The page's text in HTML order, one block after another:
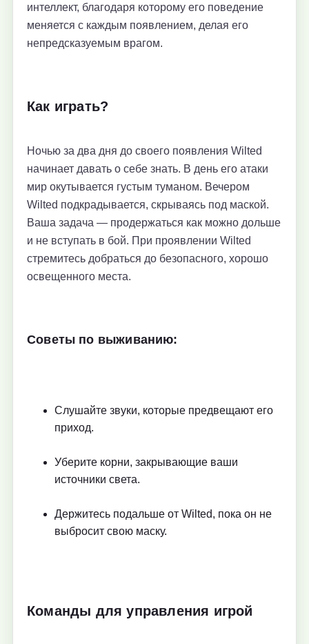
интеллект, благодаря которому его поведение
меняется с каждым появлением, делая его
непредсказуемым врагом.
Как играть?
Ночью за два дня до своего появления Wilted
начинает давать о себе знать. В день его атаки
мир окутывается густым туманом. Вечером
Wilted подкрадывается, скрываясь под маской.
Ваша задача — продержаться как можно дольше
и не вступать в бой. При проявлении Wilted
стремитесь добраться до безопасного, хорошо
освещенного места.
Советы по выживанию:
Слушайте звуки, которые предвещают его
приход.
Уберите корни, закрывающие ваши
источники света.
Держитесь подальше от Wilted, пока он не
выбросит свою маску.
Команды для управления игрой